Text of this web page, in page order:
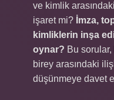
ve kimlik
işaret mi? İmza,
kimliklerin inşa
oynar? Bu
birey arasındaki
düşünmeye davet